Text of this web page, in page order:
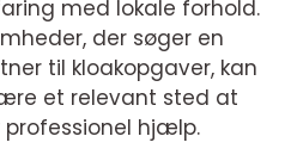
med lokale forhold.
der søger en
til kloakopgaver, kan
et relevant sted at
hjælp.